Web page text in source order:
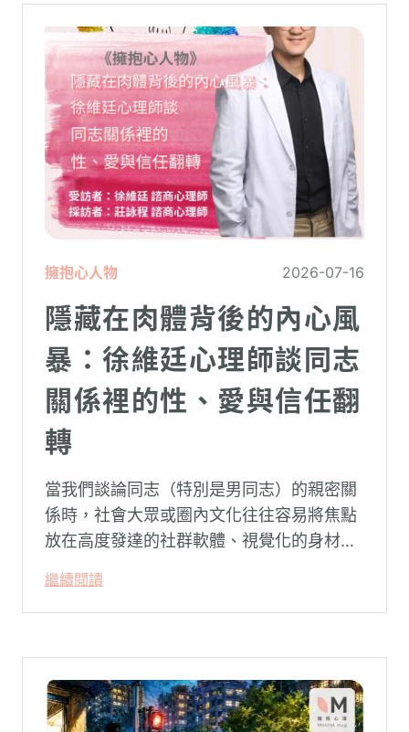
擁抱心人物 2026-07-16
隱藏在肉體背後的內心風
暴：徐維廷心理師談同志
關係裡的性、愛與信任翻
轉
當我們談論同志（特別是男同志）的親密關
係時，社會大眾或圈內文化往往容易將焦點
放在高度發達的社群軟體、視覺化的身材資
砲文化的普及度上。
繼續閱讀